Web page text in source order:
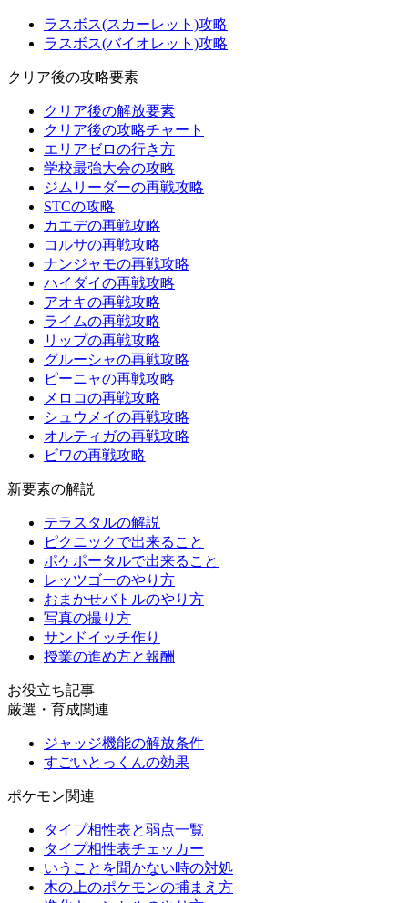
ラスボス(スカーレット)攻略
ラスボス(バイオレット)攻略
クリア後の攻略要素
クリア後の解放要素
クリア後の攻略チャート
エリアゼロの行き方
学校最強大会の攻略
ジムリーダーの再戦攻略
STCの攻略
カエデの再戦攻略
コルサの再戦攻略
ナンジャモの再戦攻略
ハイダイの再戦攻略
アオキの再戦攻略
ライムの再戦攻略
リップの再戦攻略
グルーシャの再戦攻略
ピーニャの再戦攻略
メロコの再戦攻略
シュウメイの再戦攻略
オルティガの再戦攻略
ビワの再戦攻略
新要素の解説
テラスタルの解説
ピクニックで出来ること
ポケポータルで出来ること
レッツゴーのやり方
おまかせバトルのやり方
写真の撮り方
サンドイッチ作り
授業の進め方と報酬
お役立ち記事
厳選・育成関連
ジャッジ機能の解放条件
すごいとっくんの効果
ポケモン関連
タイプ相性表と弱点一覧
タイプ相性表チェッカー
いうことを聞かない時の対処
木の上のポケモンの捕まえ方